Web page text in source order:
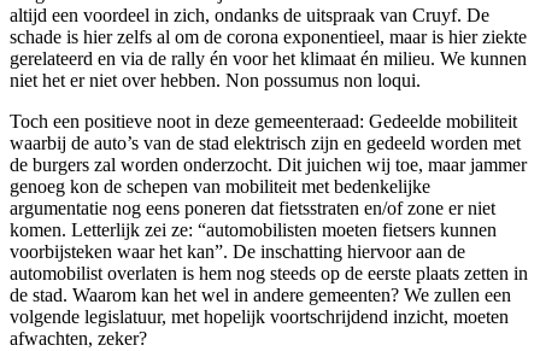
altijd een voordeel in zich, ondanks de uitspraak van Cruyf. De
schade is hier zelfs al om de corona exponentieel, maar is hier ziekte
gerelateerd en via de rally én voor het klimaat én milieu. We kunnen
niet het er niet over hebben. Non possumus non loqui.
Toch een positieve noot in deze gemeenteraad: Gedeelde mobiliteit
waarbij de auto’s van de stad elektrisch zijn en gedeeld worden met
de burgers zal worden onderzocht. Dit juichen wij toe, maar jammer
genoeg kon de schepen van mobiliteit met bedenkelijke
argumentatie nog eens poneren dat fietsstraten en/of zone er niet
komen. Letterlijk zei ze: “automobilisten moeten fietsers kunnen
voorbijsteken waar het kan”. De inschatting hiervoor aan de
automobilist overlaten is hem nog steeds op de eerste plaats zetten in
de stad. Waarom kan het wel in andere gemeenten? We zullen een
volgende legislatuur, met hopelijk voortschrijdend inzicht, moeten
afwachten, zeker?